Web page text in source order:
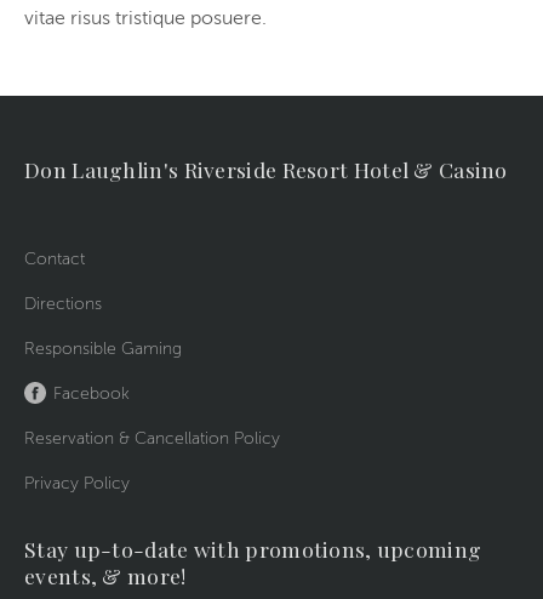
vitae risus tristique posuere.
Don Laughlin's Riverside Resort Hotel & Casino
Contact
Directions
Responsible Gaming
Facebook
Reservation & Cancellation Policy
Privacy Policy
Stay up-to-date with promotions, upcoming
events, & more!